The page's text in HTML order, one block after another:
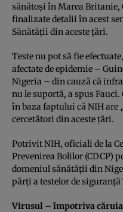
sănătoşi în Marea Britanie,
finalizate detalii în acest
Sănătăţii din aceste ţări.
Teste nu pot să fie
afectate de epidemie –
Nigeria – din cauză că
nu le suportă, a spus
în baza faptului că NIH are
cercetători din aceste ţări.
Potrivit NIH, oficiali de la
Prevenirea Bolilor (CDCP)
domeniul sănătăţii din
părţi a testelor de siguranţă
Virusul – împotriva